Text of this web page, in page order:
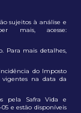
sujeitos à análise e
mais, acesse:
Para mais detalhes,
do Imposto
vigentes na data da
pela Safra Vida e
05 e estão disponíveis